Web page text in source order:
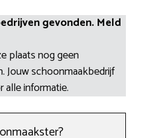
gevonden. Meld
plaats nog geen
Jouw schoonmaakbedrijf
alle informatie.